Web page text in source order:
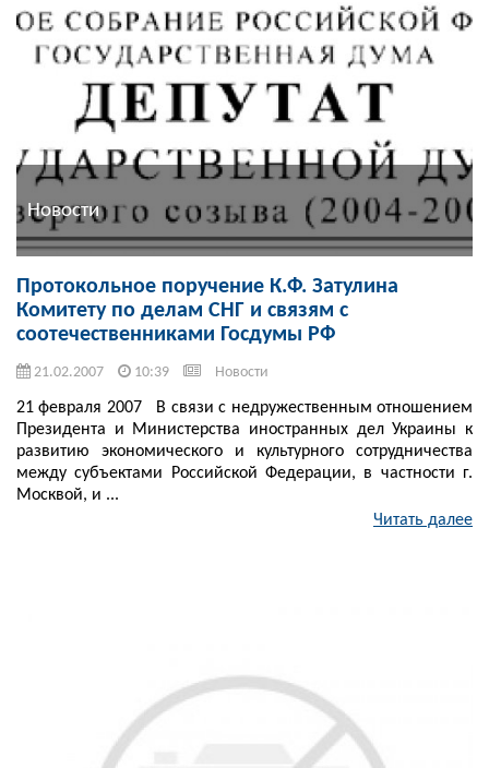
Новости
Протокольное поручение К.Ф. Затулина
Комитету по делам СНГ и связям с
соотечественниками Госдумы РФ
21.02.2007 10:39 Новости
21 февраля 2007 В связи с недружественным отношением
Президента и Министерства иностранных дел Украины к
развитию экономического и культурного сотрудничества
между субъектами Российской Федерации, в частности г.
Москвой, и ...
Читать далее